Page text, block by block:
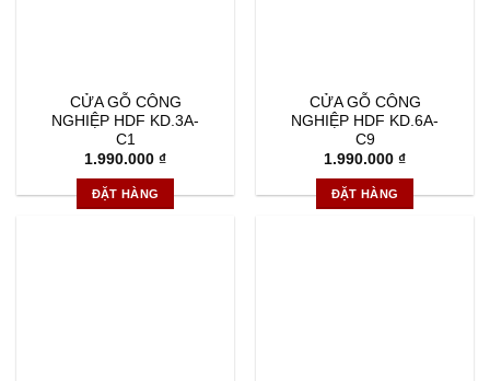
CỬA GỖ CÔNG
NGHIỆP HDF KD.3A-
C1
1.990.000 ₫
ĐẶT HÀNG
CỬA GỖ CÔNG
NGHIỆP HDF KD.6A-
C9
1.990.000 ₫
ĐẶT HÀNG